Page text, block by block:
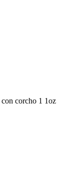
corcho 1 1oz